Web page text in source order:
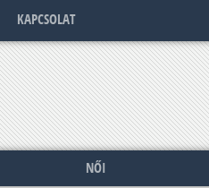
KAPCSOLAT
NŐI